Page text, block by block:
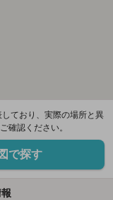
ており、実際の場所と異
確認ください。
で探す